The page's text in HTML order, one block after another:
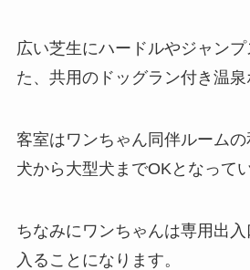
広い芝生にハードルやジャン
た、共用のドッグラン付き温泉
客室はワンちゃん同伴ルーム
犬から大型犬までOKとなって
ちなみにワンちゃんは専用出
入ることになります。